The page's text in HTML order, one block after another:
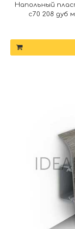
Напольный
c70 208 дуб